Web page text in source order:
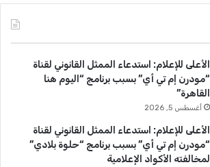
T
u
b
e
ق
ا
م
الأعلى للإعلام: استدعاء الممثل القانوني لقناة
“مودرن إم تي أي” بسبب برنامج “اليوم هنا
القاهرة”
أغسطس 5, 2026
الأعلى للإعلام: استدعاء الممثل القانوني لقناة
“مودرن إم تي أي” بسبب برنامج “حلوة بلادي”
لمخالفته الأكواد الإعلامية